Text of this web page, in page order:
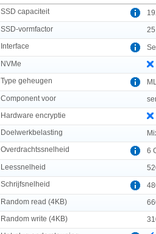
SSD capaciteit
SSD-vormfactor
25
Interface
NVMe
Type geheugen
Component voor
Hardware encryptie
Doelwerkbelasting
Overdrachtssnelheid
6
Leessnelheid
Schrijfsnelheid
Random read (4KB)
Random write (4KB)